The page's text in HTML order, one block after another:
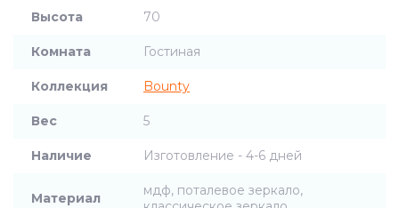
Высота 70
Комната Гостиная
Коллекция Bounty
Вес 5
Наличие Изготовление - 4-6 дней
Материал
мдф, поталевое зеркало,